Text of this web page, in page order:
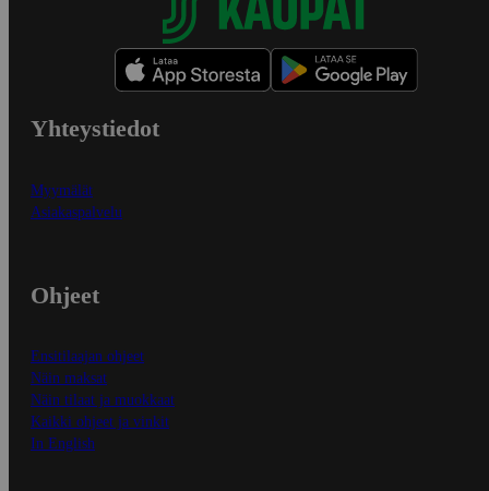
Yhteystiedot
Myymälät
Asiakaspalvelu
Ohjeet
Ensitilaajan ohjeet
Näin maksat
Näin tilaat ja muokkaat
Kaikki ohjeet ja vinkit
In English